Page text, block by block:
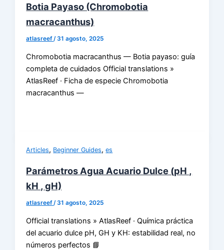
Botia Payaso (Chromobotia
macracanthus)
atlasreef/31 agosto, 2025
Chromobotia macracanthus — Botia payaso: guía
completa de cuidados Official translations »
AtlasReef · Ficha de especie Chromobotia
macracanthus —
Articles, Beginner Guides,es
Parámetros Agua Acuario Dulce (pH ,
kH , gH)
atlasreef/31 agosto, 2025
Official translations » AtlasReef · Química práctica
del acuario dulce pH, GH y KH: estabilidad real, no
números perfectos 📘